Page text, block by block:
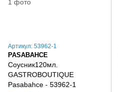
Артикул: 53962-1
PASABAHCE
Соусник120мл.
GASTROBOUTIQUE
Pasabahce - 53962-1